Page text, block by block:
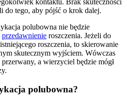
kontaktu. Brak skuteczności
do tego, aby pójść o krok dalej.
polubowna nie będzie
przedawnienie roszczenia. Jeżeli do
roszczenia, to skierowanie
skutecznym wyjściem. Wówczas
a wierzyciel będzie mógł
polubowna?